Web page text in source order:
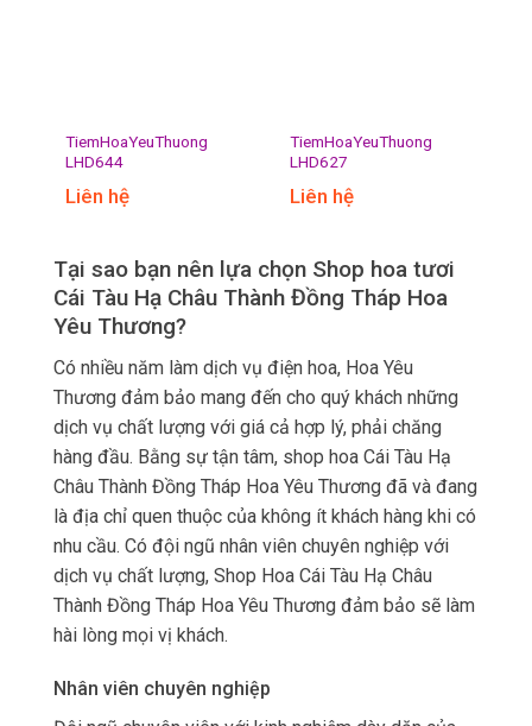
TiemHoaYeuThuong
LHD644
Liên hệ
TiemHoaYeuThuong
LHD627
Liên hệ
Tại sao bạn nên lựa chọn Shop hoa tươi
Cái Tàu Hạ Châu Thành Đồng Tháp Hoa
Yêu Thương?
Có nhiều năm làm dịch vụ điện hoa, Hoa Yêu
Thương đảm bảo mang đến cho quý khách những
dịch vụ chất lượng với giá cả hợp lý, phải chăng
hàng đầu. Bằng sự tận tâm, shop hoa Cái Tàu Hạ
Châu Thành Đồng Tháp Hoa Yêu Thương đã và đang
là địa chỉ quen thuộc của không ít khách hàng khi có
nhu cầu. Có đội ngũ nhân viên chuyên nghiệp với
dịch vụ chất lượng, Shop Hoa Cái Tàu Hạ Châu
Thành Đồng Tháp Hoa Yêu Thương đảm bảo sẽ làm
hài lòng mọi vị khách.
Nhân viên chuyên nghiệp